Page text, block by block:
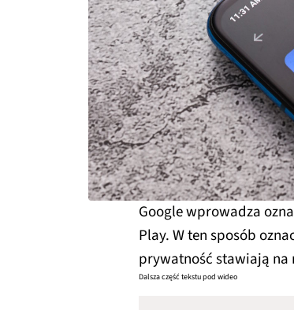
Google wprowadza
Play. W ten sposób
prywatność stawiają
Dalsza część tekstu pod wideo